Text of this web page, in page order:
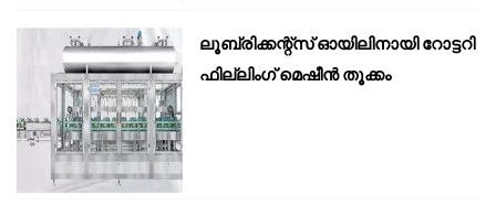
ലൂബ്രിക്കന്റ്സ് ഓയിലിനായി റോട്ടറി
ഫില്ലിംഗ് മെഷീൻ തൂക്കം